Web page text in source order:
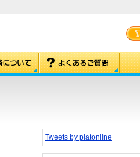
Tweets by platonline